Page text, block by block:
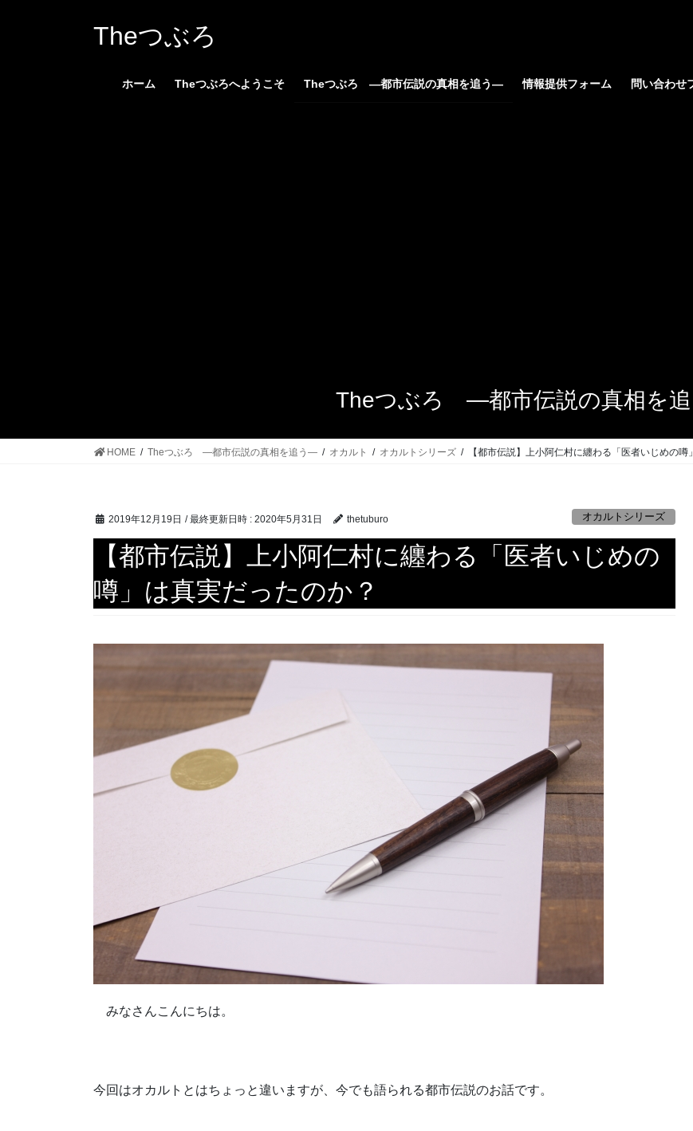
Theつぶろ
ホーム Theつぶろへようこそ Theつぶろ ―都市伝説の真相を追う― 情報提供フォーム 問い合わせ
Theつぶろ ―都市伝説の真相を
HOME Theつぶろ ―都市伝説の真相を追う― オカルト オカルトシリーズ 【都市伝説】上小阿仁村に纏わる「医者いじめの噂
2019年12月19日 / 最終更新日時 : 2020年5月31日 thetuburo オカルトシリーズ
【都市伝説】上小阿仁村に纏わる「医者いじめの
噂」は真実だったのか？
みなさんこんにちは。
今回はオカルトとはちょっと違いますが、今でも語られる都市伝説のお話です。